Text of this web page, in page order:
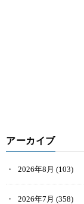
アーカイブ
2026年8月 (103)
2026年7月 (358)